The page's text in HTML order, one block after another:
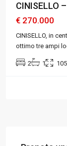
CINISELLO
€ 270.000
CINISELLO, in
ottimo tre ampi
2 1